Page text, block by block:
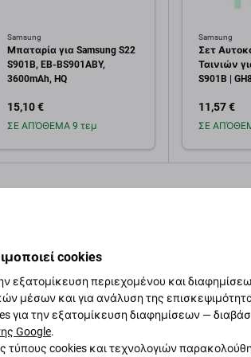
καλάθι
Samsung
Μπαταρία για Samsung S22
S901B, EB-BS901ABY,
3600mAh, HQ
15,10 €
ΣΕ ΑΠΌΘΕΜΑ 9 τεμ
Samsung
Σετ
Ταινιών
S901B |
11,57 €
ΣΕ
Ποιότητα Αποστολές και
cookies
εξατομίκευση περιεχομένου και
μέσων και για ανάλυση της
για την εξατομίκευση διαφημίσεων —
Google.
τύπους cookies και τεχνολογιών